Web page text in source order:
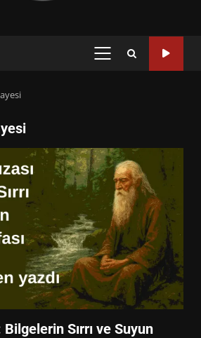
PRIMARY
Bilgelerin Sırrı ve Suyun